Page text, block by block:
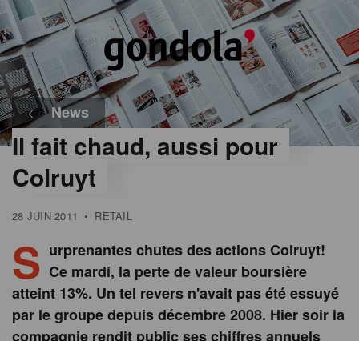
News
Il fait chaud, aussi pour
Colruyt
28 JUIN 2011 • RETAIL
S urprenantes chutes des actions Colruyt!
Ce mardi, la perte de valeur boursière
atteint 13%. Un tel revers n'avait pas été essuyé
par le groupe depuis décembre 2008. Hier soir la
compagnie rendit public ses chiffres annuels